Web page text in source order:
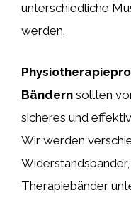
unterschiedliche
werden.
Bändern sollten
sicheres und
Wir werden
Therapiebänder